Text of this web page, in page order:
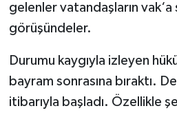
gelenler vatandaşların vak‘a
görüşündeler.
Durumu kaygıyla izleyen
bayram sonrasına bıraktı.
itibarıyla başladı. Özellikle